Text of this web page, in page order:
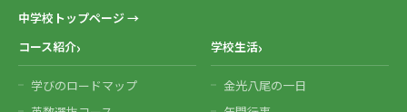
中学校トップページ →
コース紹介
学びのロードマップ
学校生活
金光八尾の一日